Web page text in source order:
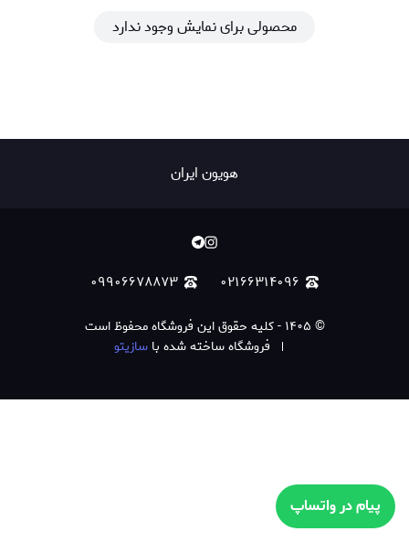
محصولی برای نمایش وجود ندارد
هویون ایران
۰۲۱۶۶۳۱۴۰۹۶ ۰۹۹۰۶۶۷۸۸۷۳
© ۱۴۰۵ -کلیه حقوق این فروشگاه محفوظ است
فروشگاه ساخته شده با سازیتو
پیام در واتساپ